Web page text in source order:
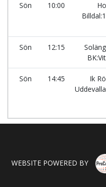
Sön 10:00
Billdal:1
Sön 12:15
BK:Vit
Sön 14:45
Ik
WEBSITE POWERED BY